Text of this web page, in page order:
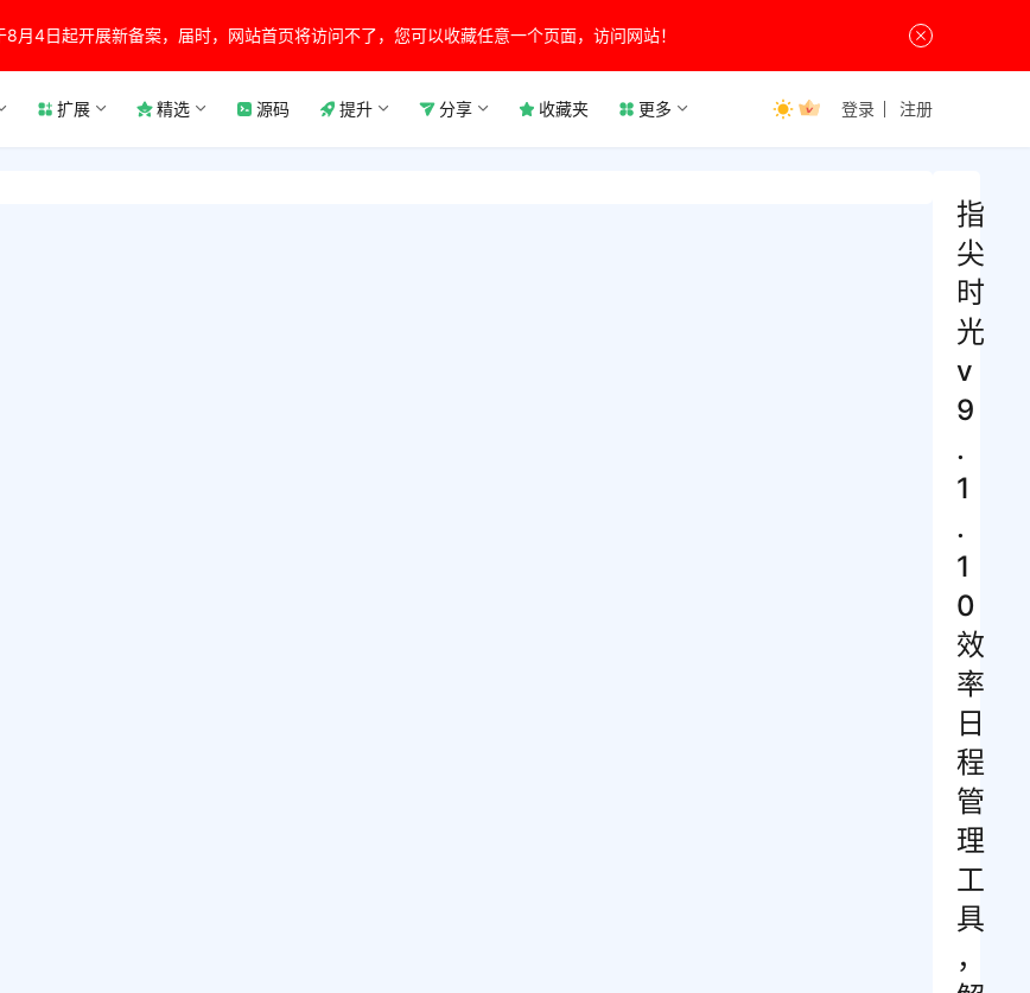
月4日起开展新备案，届时，网站首页将访问不了，您可以收藏任意一个页面，访问网站！
扩展 精选 源码 提升 分享 收藏夹 更多 登录 注册
指
尖
时
光
v
9
.
1
.
1
0
效
率
日
程
管
理
工
具
，